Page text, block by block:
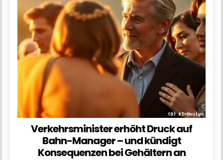
Verkehrsminister erhöht Druck auf
Bahn-Manager – und kündigt
Konsequenzen bei Gehältern an